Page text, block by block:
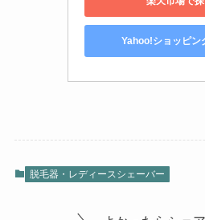
Yahoo!ショッピン
脱毛器・レディースシェーバー